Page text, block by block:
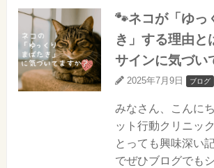
🐾ネコが「ゆっ
き」する理由と
サインに気づい
2025年7月9日 ブログ
みなさん、こんに
ット行動クリニッ
とっても興味深い
でぜひブログでも